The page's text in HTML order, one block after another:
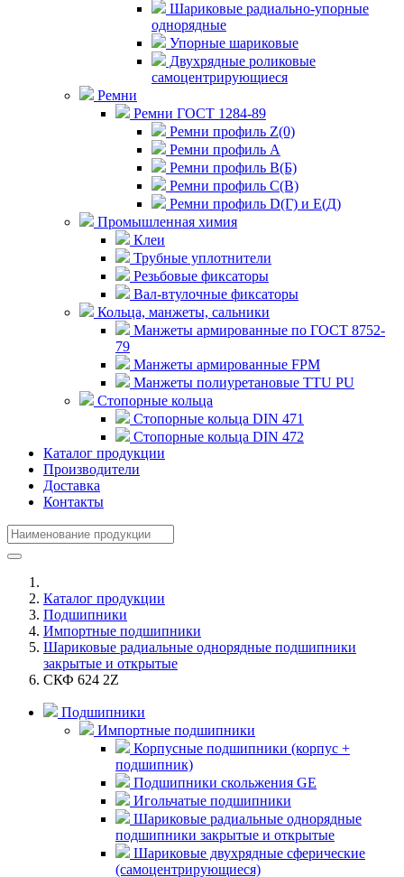
Шариковые радиально-упорные
однорядные
Упорные шариковые
Двухрядные роликовые
самоцентрирующиеся
Ремни
Ремни ГОСТ 1284-89
Ремни профиль Z(0)
Ремни профиль А
Ремни профиль В(Б)
Ремни профиль С(В)
Ремни профиль D(Г) и E(Д)
Промышленная химия
Клеи
Трубные уплотнители
Резьбовые фиксаторы
Вал-втулочные фиксаторы
Кольца, манжеты, сальники
Манжеты армированные по ГОСТ 8752-
79
Манжеты армированные FPM
Манжеты полиуретановые TTU PU
Стопорные кольца
Стопорные кольца DIN 471
Стопорные кольца DIN 472
Каталог продукции
Производители
Доставка
Контакты
Каталог продукции
Подшипники
Импортные подшипники
Шариковые радиальные однорядные подшипники
закрытые и открытые
СКФ 624 2Z
Подшипники
Импортные подшипники
Корпусные подшипники (корпус +
подшипник)
Подшипники скольжения GE
Игольчатые подшипники
Шариковые радиальные однорядные
подшипники закрытые и открытые
Шариковые двухрядные сферические
(самоцентрирующиеся)